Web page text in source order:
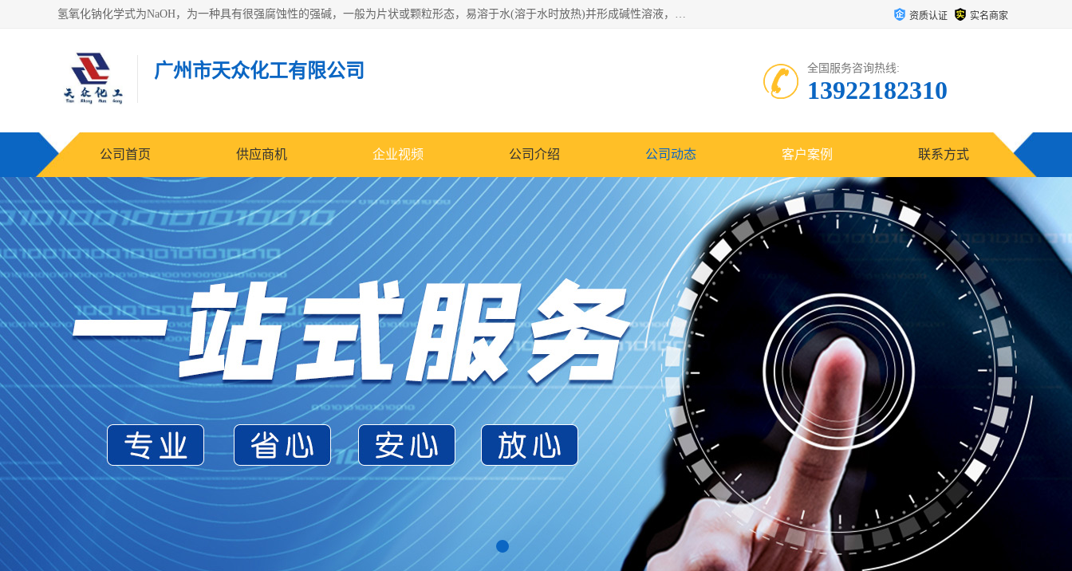
氢氧化钠化学式为NaOH，为一种具有很强腐蚀性的强碱，一般为片状或颗粒形态，易溶于水(溶于水时放热)并形成碱性溶液，另有潮解性，易吸取空气中的水蒸气(潮解)和(变质)。NaOH是化学实验室其中一种必备的化学品，亦为常见的化工品之一。纯品是无色透明的晶体。密度2.130g/cm3。熔点318.4℃。沸点1390℃。工业品含有少量的氯化和碳酸，是白色不透明的晶体。 资质认证 实名商家
广州市天众化工有限公司 全国服务咨询热线:
13922182310
公司首页 供应商机 企业视频 公司介绍 公司动态 客户案例 联系方式